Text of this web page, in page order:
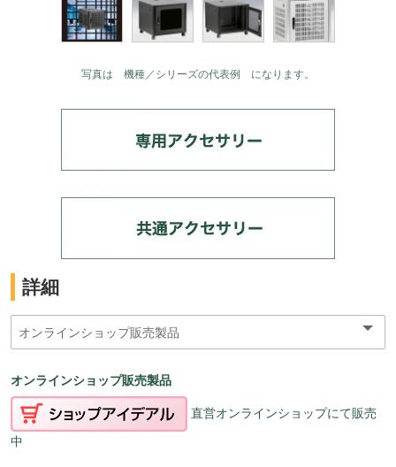
写真は 機種／シリーズの代表例 になります。
詳細
オンラインショップ販売製品
直営オンラインショップにて販売
中